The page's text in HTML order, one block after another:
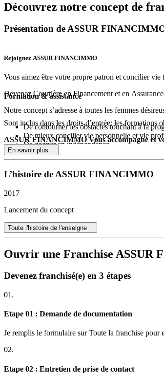
Découvrez notre concept de
Présentation de ASSUR
Rejoignez ASSUR FINANCIMMO
Vous aimez être votre propre patron et concilier
Devenez Courtière en Financement et en
Notre concept s’adresse à toutes les femmes
De contourner les obstacles touchant à la
De mieux concilier vie personnelle et vie
De gagner en indépendance
Formation & assistance
Sont inclus dans les droits d’entrée: les
ASSUR FINANCIMMO Vous accompagne et
Intégration au parcours IOBSP & MIAS en
Accompagnement personnel : ouverture
Au moment de votre lancement
Au cours de votre activité par toute l’équipe
Mise en relation avec nos partenaires
En savoir plus
L’histoire de ASSUR FINANCIMMO
2017
Lancement du concept
Toute l'histoire de l'enseigne
Ouvrir une Franchise ASSUR
Devenez franchisé(e) en 3 étapes
01.
Etape 01 : Demande de documentation
Je remplis le formulaire sur Toute la franchise pour
02.
Etape 02 : Entretien de prise de contact